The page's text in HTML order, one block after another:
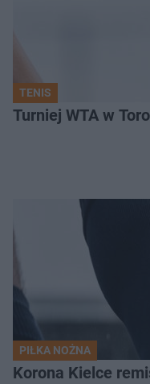
TENIS
Turniej WTA w
PIŁKA NOŻNA
Korona Kielce